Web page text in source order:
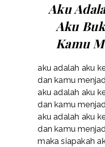
Aku
Aku
Kamu
aku adalah aku
dan kamu
aku adalah aku
dan kamu
aku adalah aku
dan kamu
maka siapakah